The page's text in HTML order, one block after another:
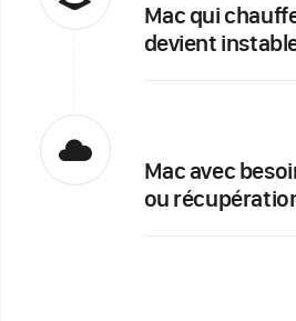
Mac qui
devient
Mac avec
ou